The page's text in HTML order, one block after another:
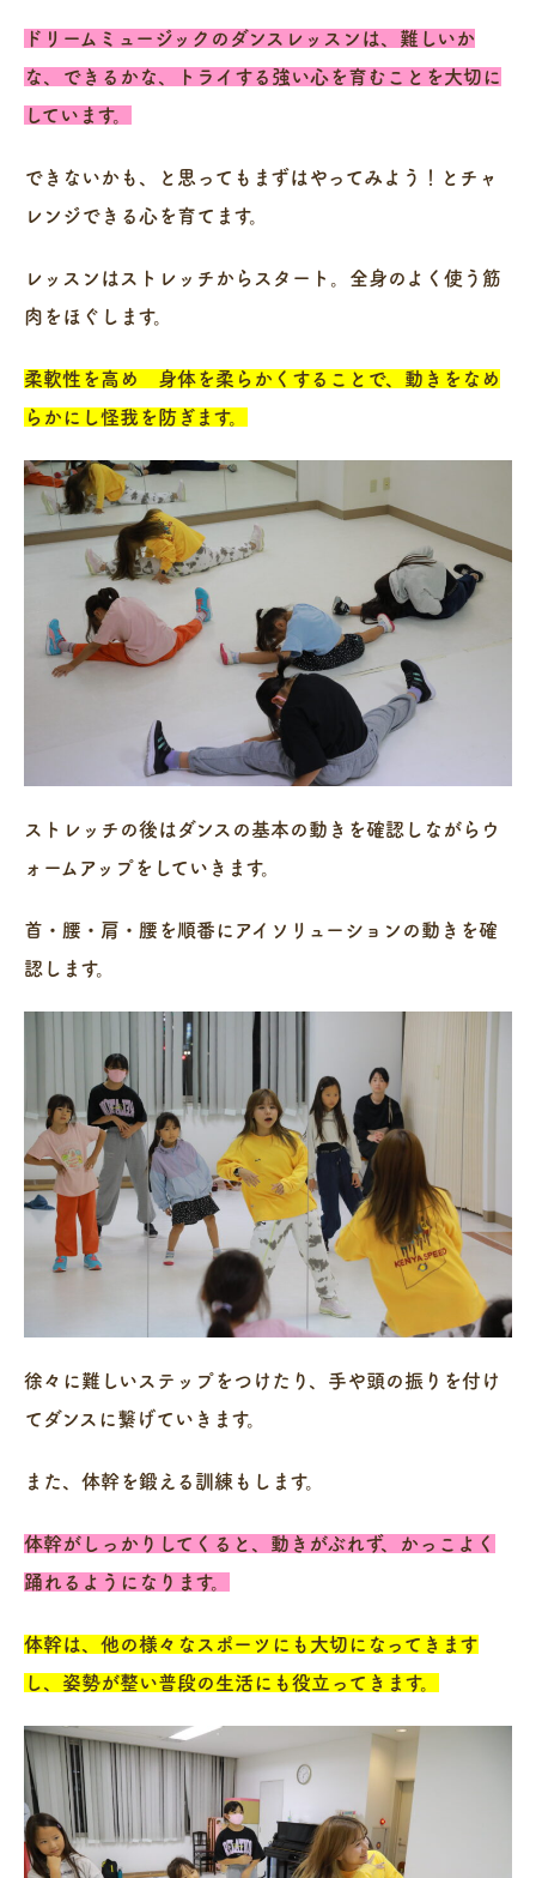
ドリームミュージックのダンスレッスンは、難しいか
な、できるかな、トライする強い心を育むことを大切に
しています。
できないかも、と思ってもまずはやってみよう！とチャ
レンジできる心を育てます。
レッスンはストレッチからスタート。全身のよく使う筋
肉をほぐします。
柔軟性を高め 身体を柔らかくすることで、動きをなめ
らかにし怪我を防ぎます。
ストレッチの後はダンスの基本の動きを確認しながらウ
ォームアップをしていきます。
首・腰・肩・腰を順番にアイソリューションの動きを確
認します。
徐々に難しいステップをつけたり、手や頭の振りを付け
てダンスに繋げていきます。
また、体幹を鍛える訓練もします。
体幹がしっかりしてくると、動きがぶれず、かっこよく
踊れるようになります。
体幹は、他の様々なスポーツにも大切になってきます
し、姿勢が整い普段の生活にも役立ってきます。